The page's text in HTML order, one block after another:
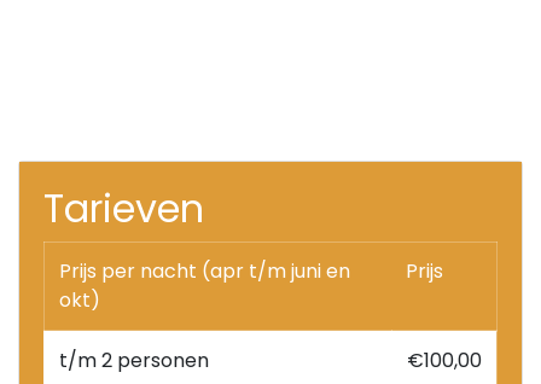
Tarieven
Prijs per nacht (apr t/m juni en
okt)
Prijs
t/m 2 personen €100,00